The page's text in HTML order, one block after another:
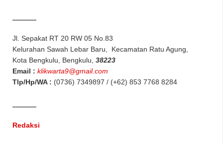
Jl. Sepakat RT 20 RW 05 No.83
Kelurahan Sawah Lebar Baru, Kecamatan Ratu Agung,
Kota Bengkulu, Bengkulu, 38223
Email : klikwarta9@gmail.com
Tlp/Hp/WA : (0736) 7349897 / (+62) 853 7768 8284
Redaksi